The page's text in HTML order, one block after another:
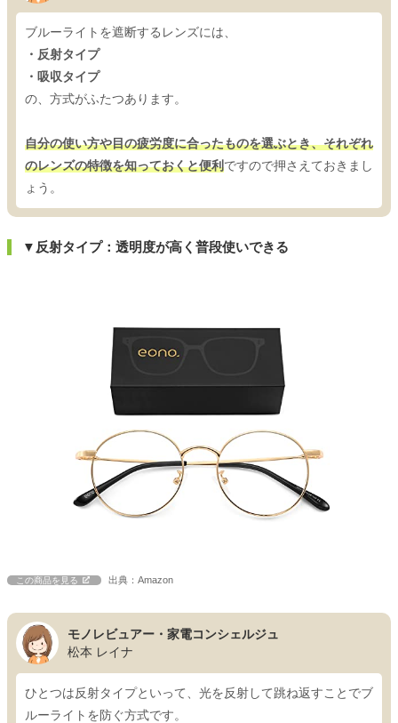
ブルーライトを遮断するレンズには、
・反射タイプ
・吸収タイプ
の、方式がふたつあります。
自分の使い方や目の疲労度に合ったものを選ぶとき、それぞれ
のレンズの特徴を知っておくと便利ですので押さえておきまし
ょう。
▼反射タイプ：透明度が高く普段使いできる
この商品を見る 出典：Amazon
モノレビュアー・家電コンシェルジュ
松本 レイナ
ひとつは反射タイプといって、光を反射して跳ね返すことでブ
ルーライトを防ぐ方式です。